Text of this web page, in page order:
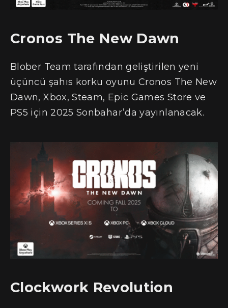
Cronos The New Dawn
Blober Team tarafından geliştirilen yeni
üçüncü şahıs korku oyunu Cronos The New
Dawn, Xbox, Steam, Epic Games Store ve
PS5 için 2025 Sonbahar’da yayınlanacak.
Clockwork Revolution